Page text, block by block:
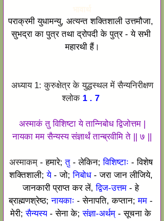
पराक्रमी युधामन्यु, अत्यन्त शक्तिशाली उत्तमौजा,
सुभद्रा का पुत्र तथा द्रोपदी के पुत्र - ये सभी
महारथी हैं।
अध्याय 1: कुरुक्षेत्र के युद्धस्थल में सैन्यनिरीक्षण
श्लोक 1 . 7
अस्माकं तु विशिष्टा ये तान्निबोध द्विजोत्तम |
नायका मम सैन्यस्य संज्ञार्थं तान्ब्रवीमि ते || ७ ||
अस्माकम् - हमारे; तु - लेकिन; विशिष्टाः - विशेष
शक्तिशाली; ये - जो; निबोध - जरा जान लीजिये,
जानकारी प्राप्त कर लें, द्विज-उत्तम - हे
ब्राह्मणश्रेष्ठ; नायकाः - सेनापति, कप्तान; मम -
मेरी; सैन्यस्य - सेना के; संज्ञा-अर्थम् - सूचना के